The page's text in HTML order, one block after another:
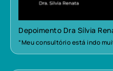
Depoimento Dra Sílvia
“Meu consultório está indo